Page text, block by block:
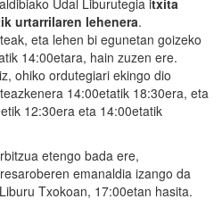
urtarrilaren lehenera.
eta lehen bi egunetan goizeko
14:00etara, hain zuzen ere.
ohiko ordutegiari ekingo dio
14:00etatik 18:30era, eta
12:30era eta 14:00etatik
etengo bada ere,
emanaldia izango da
Txokoan, 17:00etan hasita.